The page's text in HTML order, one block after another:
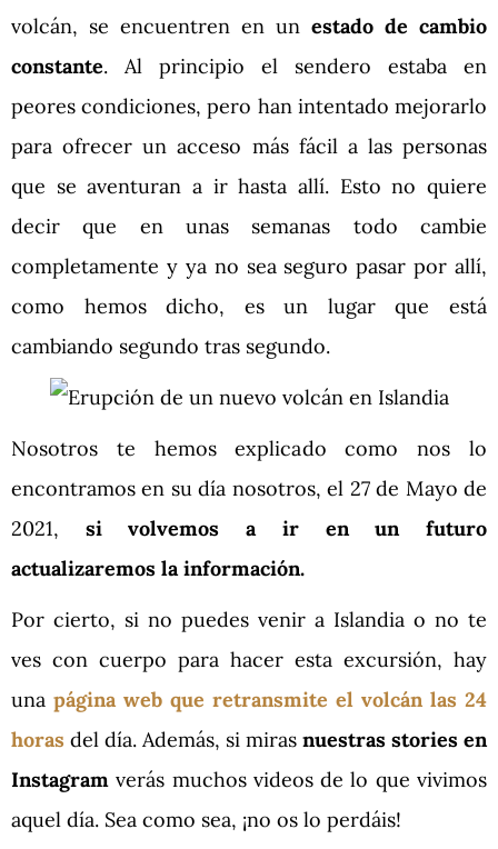
volcán, se encuentren en un estado de cambio
constante. Al principio el sendero estaba en
peores condiciones, pero han intentado mejorarlo
para ofrecer un acceso más fácil a las personas
que se aventuran a ir hasta allí. Esto no quiere
decir que en unas semanas todo cambie
completamente y ya no sea seguro pasar por allí,
como hemos dicho, es un lugar que está
cambiando segundo tras segundo.
Nosotros te hemos explicado como nos lo
encontramos en su día nosotros, el 27 de Mayo de
2021, si volvemos a ir en un futuro
actualizaremos la información.
Por cierto, si no puedes venir a Islandia o no te
ves con cuerpo para hacer esta excursión, hay
una página web que retransmite el volcán las 24
horas del día. Además, si miras nuestras stories en
Instagram verás muchos videos de lo que vivimos
aquel día. Sea como sea, ¡no os lo perdáis!